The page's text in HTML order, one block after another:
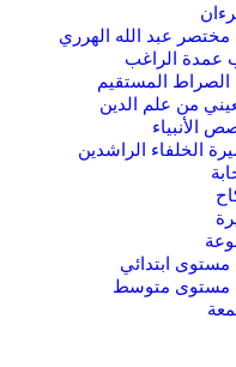
عبد الله الهرري
عمدة الراغب
المستقيم
من علم الدين
الأنبياء
الخلفاء الراشدين
مستوى ابتدائي
مستوى متوسط